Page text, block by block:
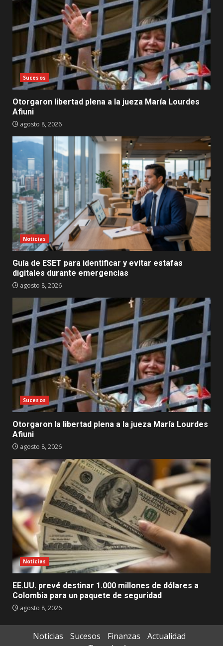
Sucesos
Otorgaron libertad plena a la jueza María Lourdes
Afiuni
agosto 8, 2026
Noticias
Guía de ESET para identificar y evitar estafas
digitales durante emergencias
agosto 8, 2026
Sucesos
Otorgaron la libertad plena a la jueza María Lourdes
Afiuni
agosto 8, 2026
Noticias
EE.UU. prevé destinar 1.000 millones de dólares a
Colombia para un paquete de seguridad
agosto 8, 2026
Noticias Sucesos Finanzas
Actualidad